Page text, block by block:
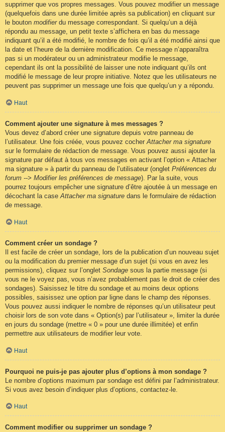
supprimer que vos propres messages. Vous pouvez modifier un message
(quelquefois dans une durée limitée après sa publication) en cliquant sur
le bouton modifierdu message correspondant. Si quelqu’un a déjà
répondu au message, un petit texte s’affichera en bas du message
indiquant qu’il a été modifié, le nombre de fois qu’il a été modifié ainsi que
la date et l’heure de la dernière modification. Ce message n’apparaîtra
pas si un modérateur ou un administrateur modifie le message,
cependant ils ont la possibilité de laisser une note indiquant qu’ils ont
modifié le message de leur propre initiative. Notez que les utilisateurs ne
peuvent pas supprimer un message une fois que quelqu’un y a répondu.
Haut
Comment ajouter une signature à mes messages ?
Vous devez d’abord créer une signature depuis votre panneau de
l’utilisateur. Une fois créée, vous pouvez cocherAttacher ma signature
sur le formulaire de rédaction de message. Vous pouvez aussi ajouter la
signature par défaut à tous vos messages en activant l’option « Attacher
ma signature » à partir du panneau de l’utilisateur (onglet Préférences du
forum --> Modifier les préférences de message). Par la suite, vous
pourrez toujours empêcher une signature d’être ajoutée à un message en
décochant la caseAttacher ma signature dans le formulaire de rédaction
de message.
Haut
Comment créer un sondage ?
Il est facile de créer un sondage, lors de la publication d’un nouveau sujet
ou la modification du premier message d’un sujet (si vous en avez les
permissions), cliquez sur l’onglet Sondage sous la partie message (si
vous ne le voyez pas, vous n’avez probablement pas le droit de créer des
sondages). Saisissez le titre du sondage et au moins deux options
possibles, saisissez une option par ligne dans le champ des réponses.
Vous pouvez aussi indiquer le nombre de réponses qu’un utilisateur peut
choisir lors de son vote dans « Option(s) par l’utilisateur », limiter la durée
en jours du sondage (mettre « 0 » pour une durée illimitée) et enfin
permettre aux utilisateurs de modifier leur vote.
Haut
Pourquoi ne puis-je pas ajouter plus d’options à mon sondage ?
Le nombre d’options maximum par sondage est défini par l’administrateur.
Si vous avez besoin d’indiquer plus d’options, contactez-le.
Haut
Comment modifier ou supprimer un sondage ?